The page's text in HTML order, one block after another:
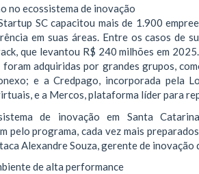
no ecossistema de inovação
SC capacitou mais de 1.900
em suas áreas. Entre os casos de
que levantou R$ 240 milhões em
adquiridas por grandes grupos,
e a Credpago, incorporada pela
e a Mercos, plataforma líder para
de inovação em Santa
pelo programa, cada vez mais
Alexandre Souza, gerente de inovação
de alta performance